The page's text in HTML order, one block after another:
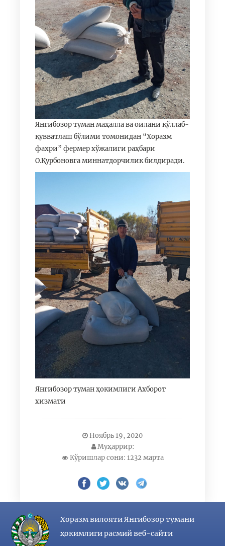
Янгибозор туман маҳалла ва оилани қўллаб-
қувватлаш бўлими томонидан “Хоразм
фахри” фермер хўжалиги раҳбари
О.Қурбоновга миннатдорчилик билдиради.
Янгибозор туман ҳокимлиги Ахборот
хизмати
Ноябрь 19, 2020
Муҳаррир:
Кўришлар сони: 1232 марта
Хоразм вилояти Янгибозор тумани
ҳокимлиги расмий веб-сайти